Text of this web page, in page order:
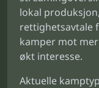
lokal
rettighetsavtale
kamper mot
økt interesse.
Aktuelle